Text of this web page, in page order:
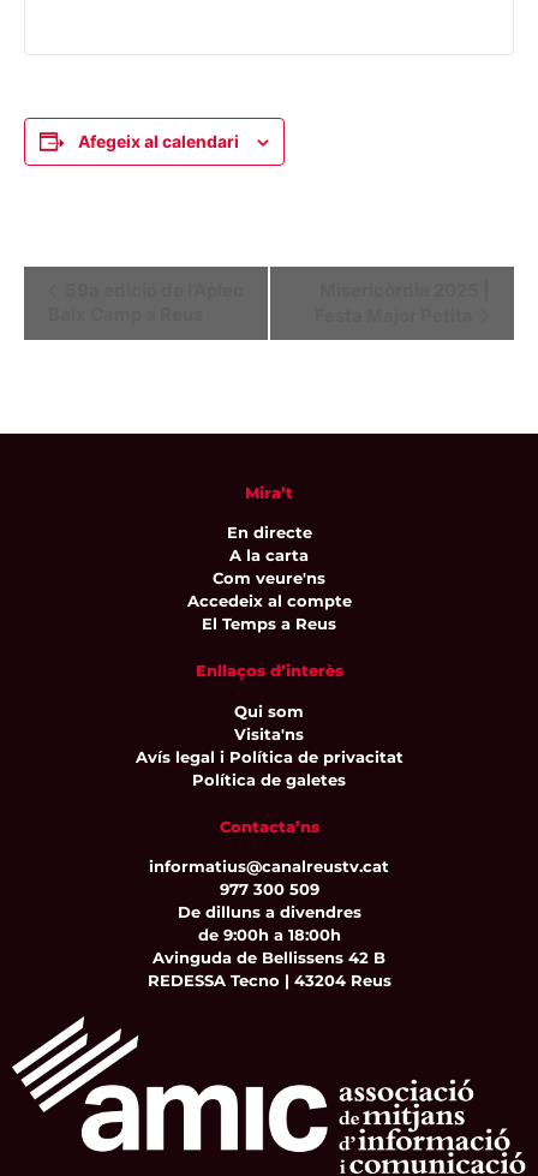
Afegeix al calendari
Mira’t
En directe
A la carta
Com veure'ns
Accedeix al compte
El Temps a Reus
Enllaços d’interès
Qui som
Visita'ns
Avís legal i Política de privacitat
Política de galetes
Contacta’ns
informatius@canalreustv.cat
977 300 509
De dilluns a divendres
de 9:00h a 18:00h
Avinguda de Bellissens 42 B
REDESSA Tecno | 43204 Reus